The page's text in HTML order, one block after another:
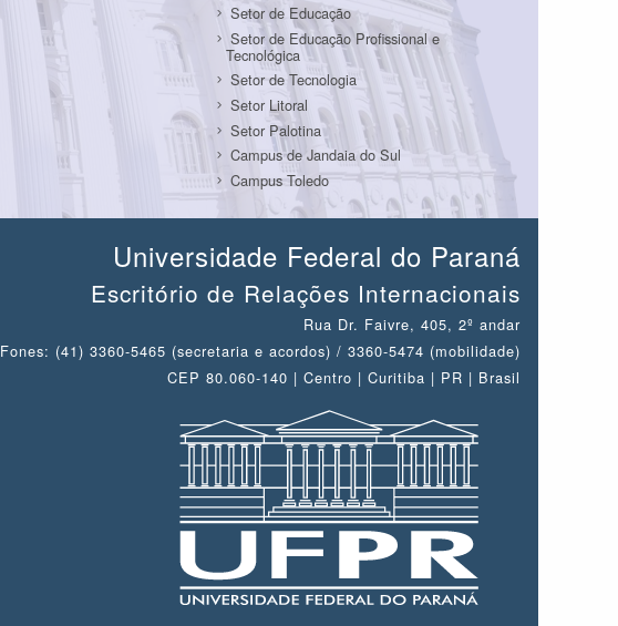
Setor de Educação
Setor de Educação Profissional e
Tecnológica
Setor de Tecnologia
Setor Litoral
Setor Palotina
Campus de Jandaia do Sul
Campus Toledo
Universidade Federal do Paraná
Escritório de Relações Internacionais
Rua Dr. Faivre, 405, 2º andar
Fones: (41) 3360-5465 (secretaria e acordos) / 3360-5474 (mobilidade)
CEP 80.060-140 | Centro | Curitiba | PR | Brasil